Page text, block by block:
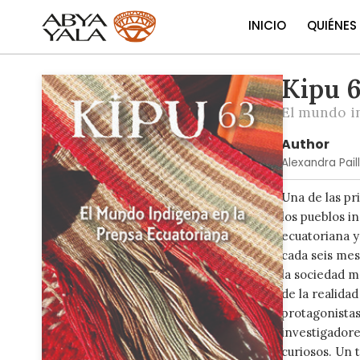
INICIO
Skip
to
the
end
of
the
gallery
Kipu
El mundo
Author
Alexandra
Una de las
los pueblos
ecuatoriana
cada seis
la sociedad
de la
curiosos. Un